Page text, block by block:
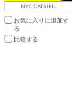
NYC-CATSJELL
お気に入りに追加
比較